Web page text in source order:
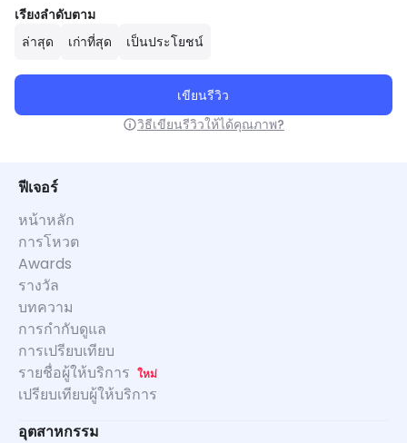
เรียงลำดับตาม
ล่าสุด
เก่าที่สุด เป็นประโยชน์
เขียนรีวิว
วิธีเขียนรีวิวให้ได้คุณภาพ?
ฟีเจอร์
หน้าหลัก
การโหวต
Awards
รางวัล
บทความ
การกำกับดูแล
การเปรียบเทียบ
รายชื่อผู้ให้บริการ ใหม่
เปรียบเทียบผู้ให้บริการ
อุตสาหกรรม